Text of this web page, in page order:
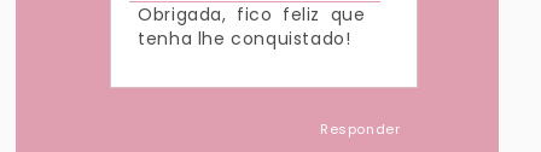
Obrigada, fico feliz que
tenha lhe conquistado!
Responder